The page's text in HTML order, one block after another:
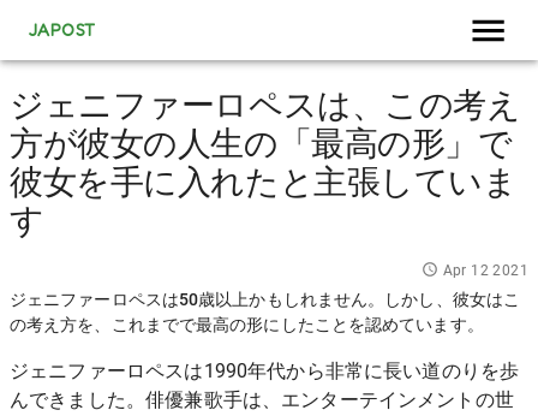
JAPOST
ジェニファーロペスは、この考え
方が彼女の人生の「最高の形」で
彼女を手に入れたと主張していま
す
Apr 12 2021
ジェニファーロペスは50歳以上かもしれません。しかし、彼女はこ
の考え方を、これまでで最高の形にしたことを認めています。
ジェニファーロペスは1990年代から非常に長い道のりを歩
んできました。俳優兼歌手は、エンターテインメントの世